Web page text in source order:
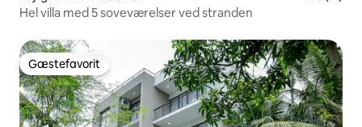
Hel villa med 5 soveværelser ved stranden
Gæstefavorit
Gæstefavorit